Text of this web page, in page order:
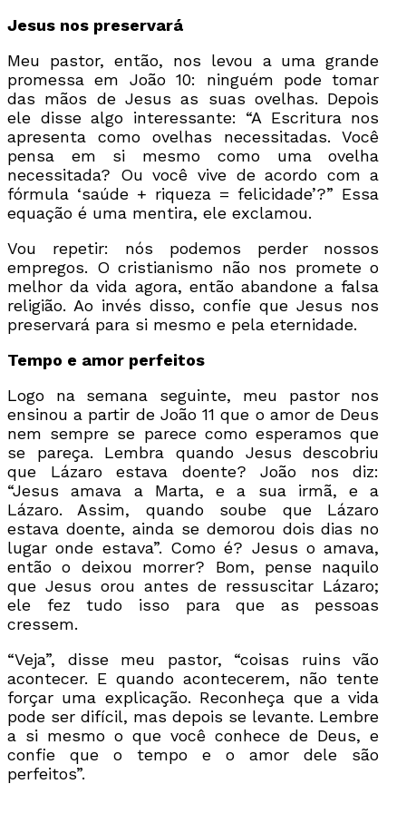
Jesus nos preservará
Meu pastor, então, nos levou a uma grande
promessa em João 10: ninguém pode tomar
das mãos de Jesus as suas ovelhas. Depois
ele disse algo interessante: “A Escritura nos
apresenta como ovelhas necessitadas. Você
pensa em si mesmo como uma ovelha
necessitada? Ou você vive de acordo com a
fórmula ‘saúde + riqueza = felicidade’?” Essa
equação é uma mentira, ele exclamou.
Vou repetir: nós podemos perder nossos
empregos. O cristianismo não nos promete o
melhor da vida agora, então abandone a falsa
religião. Ao invés disso, confie que Jesus nos
preservará para si mesmo e pela eternidade.
Tempo e amor perfeitos
Logo na semana seguinte, meu pastor nos
ensinou a partir de João 11 que o amor de Deus
nem sempre se parece como esperamos que
se pareça. Lembra quando Jesus descobriu
que Lázaro estava doente? João nos diz:
“Jesus amava a Marta, e a sua irmã, e a
Lázaro. Assim, quando soube que Lázaro
estava doente, ainda se demorou dois dias no
lugar onde estava”. Como é? Jesus o amava,
então o deixou morrer? Bom, pense naquilo
que Jesus orou antes de ressuscitar Lázaro;
ele fez tudo isso para que as pessoas
cressem.
“Veja”, disse meu pastor, “coisas ruins vão
acontecer. E quando acontecerem, não tente
forçar uma explicação. Reconheça que a vida
pode ser difícil, mas depois se levante. Lembre
a si mesmo o que você conhece de Deus, e
confie que o tempo e o amor dele são
perfeitos”.